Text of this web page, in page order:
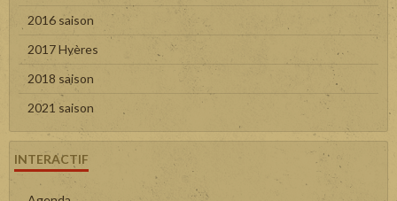
2016 saison
2017 Hyères
2018 saison
2021 saison
INTERACTIF